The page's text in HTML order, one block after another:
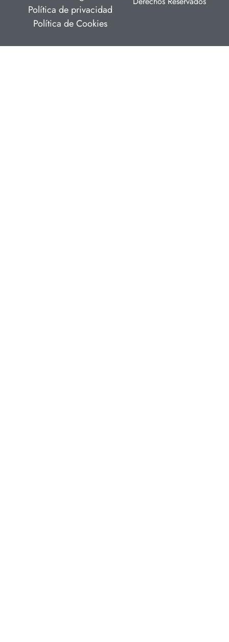
Política de privacidad
Política de Cookies